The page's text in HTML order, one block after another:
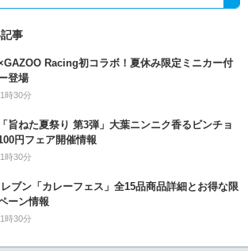
事
Racing初コラボ！夏休み限定ミニカー付
登場
時30分
旨ねた夏祭り 第3弾」大葉ニンニク香るビンチョ
円フェア開催情報
時30分
レブン「カレーフェス」全15品商品詳細とお得な限
ーン情報
時30分